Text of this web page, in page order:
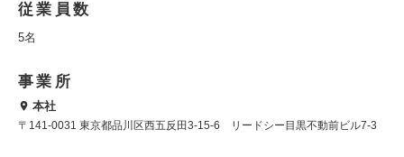
従業員数
5名
事業所
本社
〒141-0031 東京都品川区西五反田3-15-6 リードシー目黒不動前ビル7-3